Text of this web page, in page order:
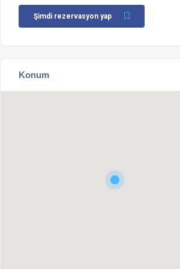
Şimdi rezervasyon yap
Konum